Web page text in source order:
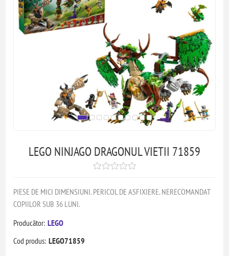
LEGO NINJAGO DRAGONUL VIETII 71859
PIESE DE MICI DIMENSIUNI. PERICOL DE ASFIXIERE. NERECOMANDAT
COPIILOR SUB 36 LUNI.
Producător: LEGO
Cod produs: LEGO71859